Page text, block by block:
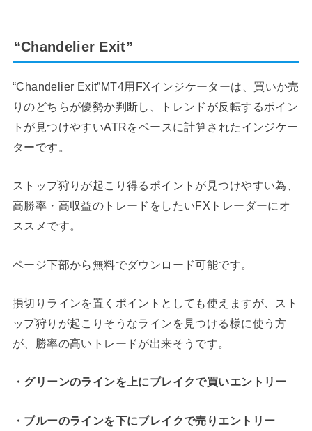
“Chandelier Exit”
“Chandelier Exit”MT4用FXインジケーターは、買いか売
りのどちらが優勢か判断し、トレンドが反転するポイン
トが見つけやすいATRをベースに計算されたインジケー
ターです。
ストップ狩りが起こり得るポイントが見つけやすい為、
高勝率・高収益のトレードをしたいFXトレーダーにオ
ススメです。
ページ下部から無料でダウンロード可能です。
損切りラインを置くポイントとしても使えますが、スト
ップ狩りが起こりそうなラインを見つける様に使う方
が、勝率の高いトレードが出来そうです。
・グリーンのラインを上にブレイクで買いエントリー
・ブルーのラインを下にブレイクで売りエントリー